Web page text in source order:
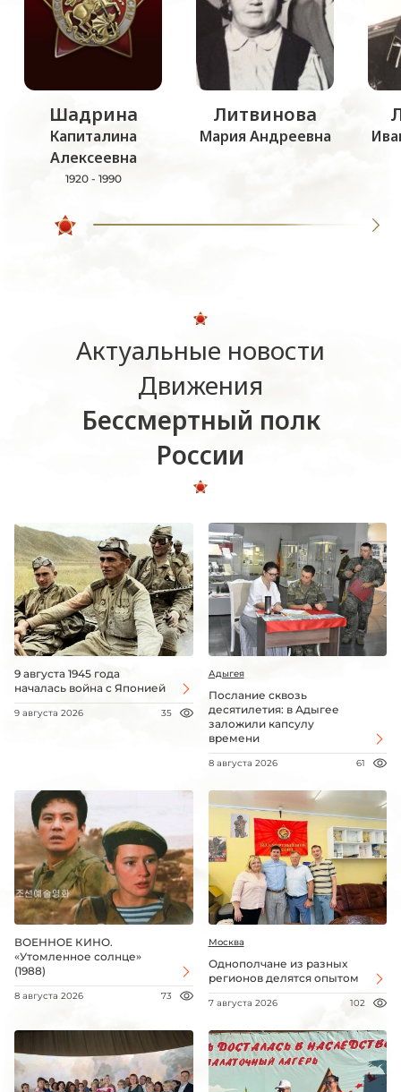
Шадрина
Капиталина
Алексеевна
1920 - 1990
Литвинова
Мария Андреевна
Актуальные новости
Движения
Бессмертный полк
России
9 августа 1945 года
началась война с Японией
9 августа 2026 35
Адыгея
Послание сквозь
десятилетия: в Адыгее
заложили капсулу
времени
8 августа 2026 61
ВОЕННОЕ КИНО.
«Утомленное солнце»
(1988)
8 августа 2026 73
Москва
Однополчане из разных
регионов делятся опытом
7 августа 2026 102